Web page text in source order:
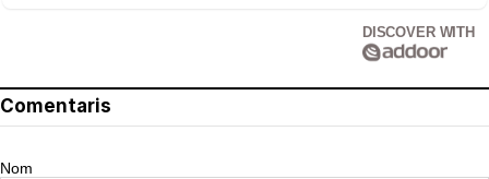
DISCOVER WITH
Comentaris
Nom